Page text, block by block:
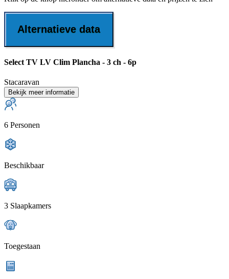
Alternatieve data
Select TV LV Clim Plancha - 3 ch - 6p
Stacaravan
Bekijk meer informatie
6 Personen
Beschikbaar
3 Slaapkamers
Toegestaan